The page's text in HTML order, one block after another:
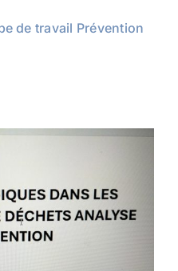
de travail Prévention